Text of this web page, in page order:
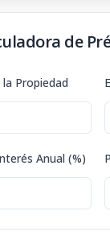
de
Propiedad
Anual (%)